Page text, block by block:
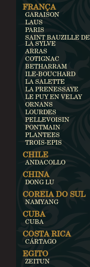
FRANÇA
GARAISON
LAUS
PARIS
SAINT BAUZILLE DE
LA SYLVE
ARRAS
COTIGNAC
BETHARRAM
ILE-BOUCHARD
LA SALETTE
LA PRENESSAYE
LE PUY EN VELAY
ORNANS
LOURDES
PELLEVOISIN
PONTMAIN
PLANTEES
TROIS-EPIS
CHILE
ANDACOLLO
CHINA
DONG LU
COREIA DO SUL
NAMYANG
CUBA
CUBA
COSTA RICA
CÁRTAGO
EGITO
ZEITUN